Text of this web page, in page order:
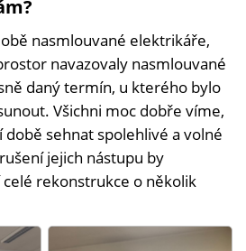
nasmlouvané elektrikáře,
navazovaly nasmlouvané
daný termín, u kterého bylo
Všichni moc dobře víme,
době sehnat spolehlivé a volné
jejich nástupu by
rekonstrukce o několik